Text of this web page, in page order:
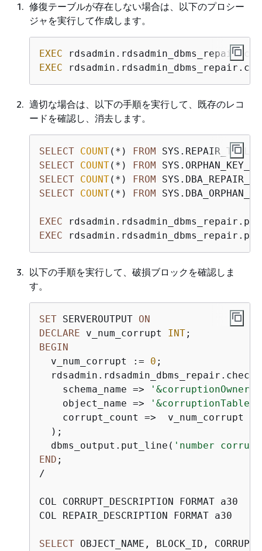
修復テーブルが存在しない場合は、以下のプロシー
ジャを実行して作成します。
EXEC
EXEC
適切な場合は、以下の手順を実行して、既存のレコ
ードを確認し、消去します。
SELECT COUNT( * ) FROM
SELECT COUNT( * ) FROM
SELECT COUNT( * ) FROM
SELECT COUNT( * ) FROM
EXEC
EXEC
以下の手順を実行して、破損ブロックを確認しま
す。
SET SERVEROUTPUT ON
DECLARE v_num_corrupt INT
BEGIN
  v_num_corrupt :
= 0 ;
    schema_name
=> '&corruptionOwner'
    object_name
=> '&corruptionTable'
    corrupt_count
=>
  v_num_corrupt
  );
  dbms_output.put_line(
'number
END
/
COL CORRUPT_DESCRIPTION FORMAT a30
COL REPAIR_DESCRIPTION FORMAT a30
SELECT OBJECT_NAME, BLOCK_ID,